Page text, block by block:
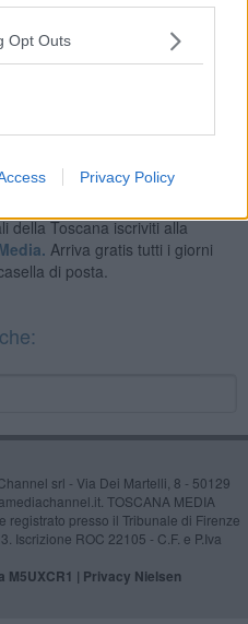
Opt Outs
Privacy Policy
della Toscana iscriviti alla
Arriva gratis tutti i giorni
di posta.
srl - Via Dei Martelli, 8 - 50129
TOSCANA MEDIA
registrato presso il Tribunale di Firenze
Iscrizione ROC 22105 - C.F. e P.Iva
M5UXCR1 | Privacy Nielsen